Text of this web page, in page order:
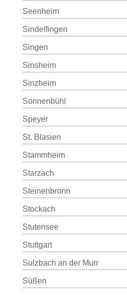
Seenheim
Sindelfingen
Singen
Sinsheim
Sinzheim
Sonnenbühl
Speyer
St. Blasien
Stammheim
Starzach
Steinenbronn
Stockach
Stutensee
Stuttgart
Sulzbach an der Murr
Süßen